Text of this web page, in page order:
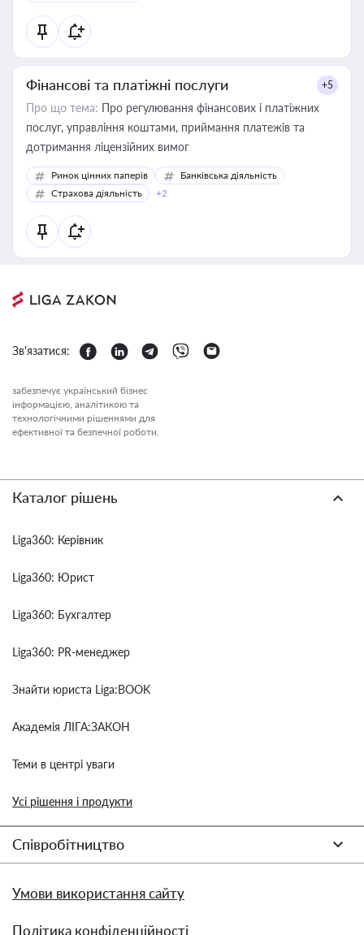
Фінансові та платіжні послуги +5
Про що тема: Про регулювання фінансових і платіжних
послуг, управління коштами, приймання платежів та
дотримання ліцензійних вимог
Ринок цінних паперів
Банківська діяльність
Страхова діяльність
+2
Зв'язатися:
забезпечує український бізнес
інформацією, аналітикою та
технологічними рішеннями для
ефективної та безпечної роботи.
Каталог рішень
Liga360: Керівник
Liga360: Юрист
Liga360: Бухгалтер
Liga360: PR-менеджер
Знайти юриста Liga:BOOK
Академія ЛІГА:ЗАКОН
Теми в центрі уваги
Усі рішення і продукти
Співробітництво
Умови використання сайту
Політика конфіденційності